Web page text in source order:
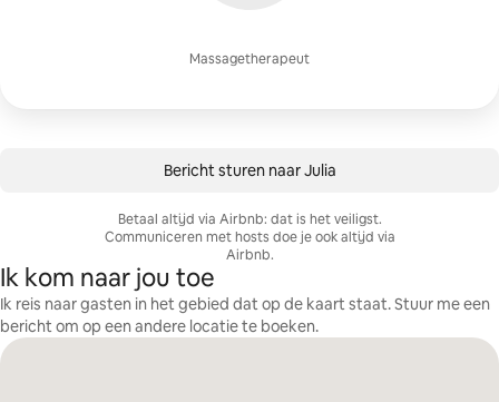
Massagetherapeut
Bericht sturen naar Julia
Betaal altijd via Airbnb: dat is het veiligst.
Communiceren met hosts doe je ook altijd via
Airbnb.
Ik kom naar jou toe
Ik reis naar gasten in het gebied dat op de kaart staat. Stuur me een
bericht om op een andere locatie te boeken.